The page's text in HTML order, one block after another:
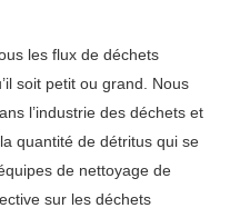
les flux de déchets
soit petit ou grand. Nous
l’industrie des déchets et
quantité de détritus qui se
de nettoyage de
sur les déchets